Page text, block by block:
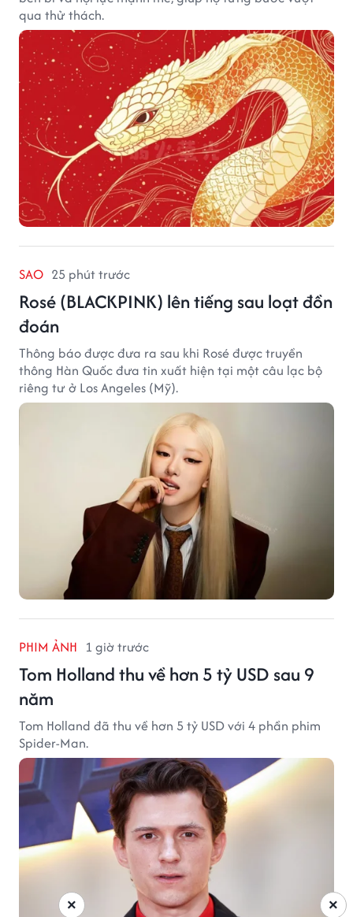
qua thử thách.
SAO 25 phút trước
Rosé (BLACKPINK) lên tiếng sau loạt đồn
đoán
Thông báo được đưa ra sau khi Rosé được truyền
thông Hàn Quốc đưa tin xuất hiện tại một câu lạc bộ
riêng tư ở Los Angeles (Mỹ).
PHIM ẢNH 1 giờ trước
Tom Holland thu về hơn 5 tỷ USD sau 9
năm
Tom Holland đã thu về hơn 5 tỷ USD với 4 phần phim
Spider-Man.
×
×